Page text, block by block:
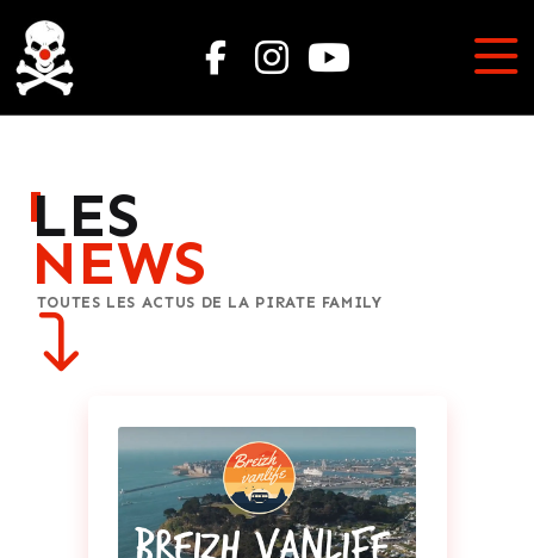
LES
NEWS
TOUTES LES ACTUS DE LA PIRATE FAMILY